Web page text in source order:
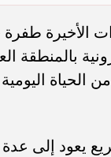
الأخيرة طفرة
بالمنطقة
الحياة
يعود إلى